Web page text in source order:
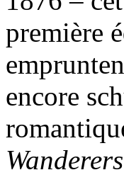
première
encore